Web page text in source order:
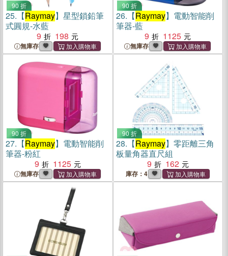
90 折
25. 【Raymay】星型鎖鉛筆
式圓規-水藍
9
198
無庫存
90 折
26. 【Raymay】電動智能削
筆器-藍
9
1125
無庫存
90 折
27. 【Raymay】電動智能削
筆器-粉紅
9
1125
無庫存
90 折
28. 【Raymay】零距離三角
板量角器直尺組
9
162
庫存：4